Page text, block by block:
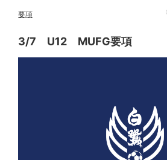
要項
3/7 U12 MUFG要項